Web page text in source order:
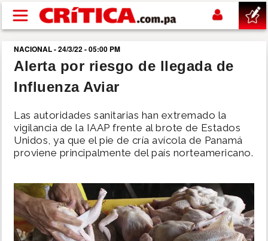
Pasar al contenido principal
buscar
SUCESOS
NACIONAL
POLÍTICA
SHOW
DEPORTES
NACIONAL - 24/3/22 - 05:00 PM
Alerta por riesgo de llegada de
Influenza Aviar
Las autoridades sanitarias han extremado la
vigilancia de la IAAP frente al brote de Estados
Unidos, ya que el pie de cría avícola de Panamá
proviene principalmente del país norteamericano.